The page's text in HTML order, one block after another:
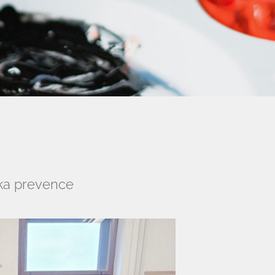
prevence